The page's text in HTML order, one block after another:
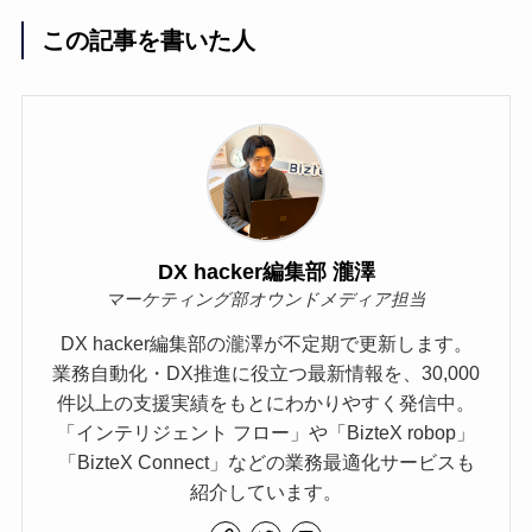
この記事を書いた人
DX hacker編集部 瀧澤
マーケティング部オウンドメディア担当
DX hacker編集部の瀧澤が不定期で更新します。
業務自動化・DX推進に役立つ最新情報を、30,000
件以上の支援実績をもとにわかりやすく発信中。
「インテリジェント フロー」や「BizteX robop」
「BizteX Connect」などの業務最適化サービスも
紹介しています。